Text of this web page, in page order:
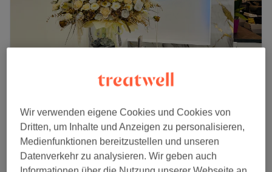
4,9
380 Bewertungen
Uhlandstraße, Berlin
Auf Karte anzeigen
Kim K Lash Styling
10 Min.
Schnellansicht Saloninfos
Wir verwenden eigene Cookies und Cookies von
Dritten, um Inhalte und Anzeigen zu personalisieren,
Medienfunktionen bereitzustellen und unseren
Datenverkehr zu analysieren. Wir geben auch